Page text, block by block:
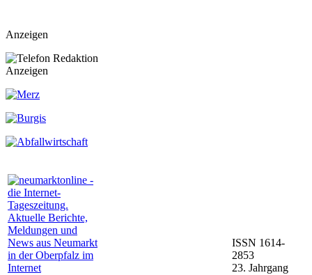
Anzeigen
Anzeigen
ISSN 1614-
2853
23. Jahrgang